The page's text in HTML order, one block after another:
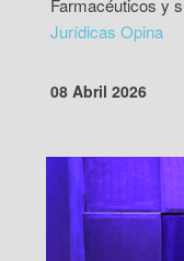
Farmacéuticos y
Jurídicas Opina
08 Abril 2026